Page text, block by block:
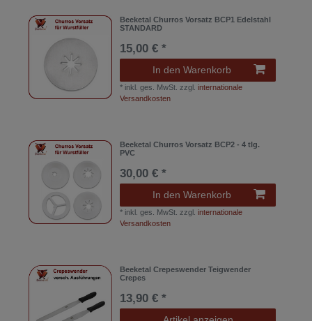
Beeketal Churros Vorsatz BCP1 Edelstahl
STANDARD
15,00 € *
In den Warenkorb
* inkl. ges. MwSt. zzgl.internationale
Versandkosten
Beeketal Churros Vorsatz BCP2 - 4 tlg.
PVC
30,00 € *
In den Warenkorb
* inkl. ges. MwSt. zzgl.internationale
Versandkosten
Beeketal Crepeswender Teigwender
Crepes
13,90 € *